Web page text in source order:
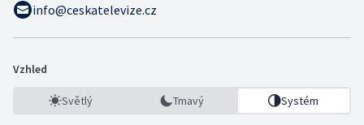
info@ceskatelevize.cz
Vzhled
Světlý Tmavý Systém